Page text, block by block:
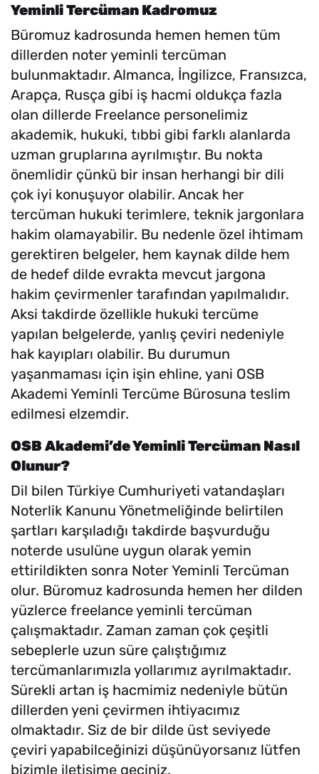
Yeminli Tercüman Kadromuz
Büromuz kadrosunda hemen hemen tüm
dillerden noter yeminli tercüman
bulunmaktadır. Almanca, İngilizce, Fransızca,
Arapça, Rusça gibi iş hacmi oldukça fazla
olan dillerde Freelance personelimiz
akademik, hukuki, tıbbi gibi farklı alanlarda
uzman gruplarına ayrılmıştır. Bu nokta
önemlidir çünkü bir insan herhangi bir dili
çok iyi konuşuyor olabilir. Ancak her
tercüman hukuki terimlere, teknik jargonlara
hakim olamayabilir. Bu nedenle özel ihtimam
gerektiren belgeler, hem kaynak dilde hem
de hedef dilde evrakta mevcut jargona
hakim çevirmenler tarafından yapılmalıdır.
Aksi takdirde özellikle hukuki tercüme
yapılan belgelerde, yanlış çeviri nedeniyle
hak kayıpları olabilir. Bu durumun
yaşanmaması için işin ehline, yani OSB
Akademi Yeminli Tercüme Bürosuna teslim
edilmesi elzemdir.
OSB Akademi’de Yeminli Tercüman Nasıl
Olunur?
Dil bilen Türkiye Cumhuriyeti vatandaşları
Noterlik Kanunu Yönetmeliğinde belirtilen
şartları karşıladığı takdirde başvurduğu
noterde usulüne uygun olarak yemin
ettirildikten sonra Noter Yeminli Tercüman
olur. Büromuz kadrosunda hemen her dilden
yüzlerce freelance yeminli tercüman
çalışmaktadır. Zaman zaman çok çeşitli
sebeplerle uzun süre çalıştığımız
tercümanlarımızla yollarımız ayrılmaktadır.
Sürekli artan iş hacmimiz nedeniyle bütün
dillerden yeni çevirmen ihtiyacımız
olmaktadır. Siz de bir dilde üst seviyede
çeviri yapabilceğinizi düşünüyorsanız lütfen
bizimle iletişime geçiniz.